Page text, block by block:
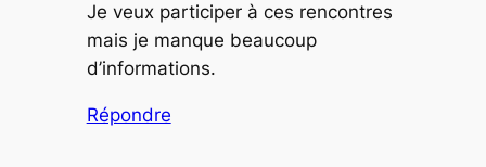
Je veux participer à ces rencontres
mais je manque beaucoup
d’informations.
Répondre